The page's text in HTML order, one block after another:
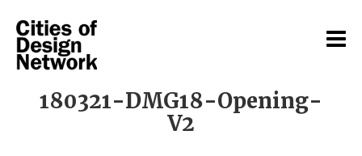
180321-DMG18-Opening-
V2